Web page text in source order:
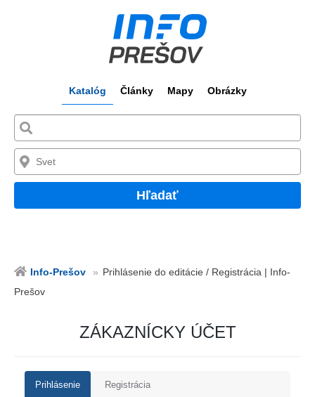
Katalóg Články Mapy Obrázky
Hľadať
Info-Prešov
Prihlásenie do editácie / Registrácia | Info-
Prešov
ZÁKAZNÍCKY ÚČET
Prihlásenie Registrácia